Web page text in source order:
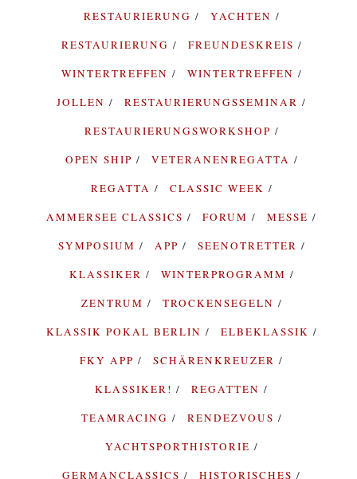
RESTAURIERUNG
YACHTEN
RESTAURIERUNG
FREUNDESKREIS
WINTERTREFFEN
WINTERTREFFEN
JOLLEN
RESTAURIERUNGSSEMINAR
RESTAURIERUNGSWORKSHOP
OPEN SHIP
VETERANENREGATTA
REGATTA
CLASSIC WEEK
AMMERSEE CLASSICS
FORUM
MESSE
SYMPOSIUM
APP
SEENOTRETTER
KLASSIKER
WINTERPROGRAMM
ZENTRUM
TROCKENSEGELN
KLASSIK POKAL BERLIN
ELBEKLASSIK
FKY APP
SCHÄRENKREUZER
KLASSIKER!
REGATTEN
TEAMRACING
RENDEZVOUS
YACHTSPORTHISTORIE
GERMANCLASSICS
HISTORISCHES